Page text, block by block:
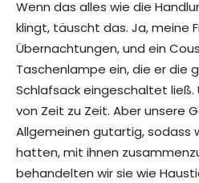
Wenn das alles wie die
klingt, täuscht das. Ja, meine
Übernachtungen, und ein
Taschenlampe ein, die er die
Schlafsack eingeschaltet ließ.
von Zeit zu Zeit. Aber unsere
Allgemeinen gutartig, sodass
hatten, mit ihnen
behandelten wir sie wie